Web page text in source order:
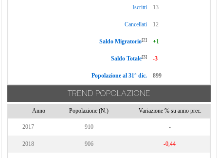
Iscritti 13
Cancellati 12
Saldo Migratorio[2] +1
Saldo Totale[3] -3
Popolazione al 31° dic. 899
TREND POPOLAZIONE
Anno Popolazione (N.) Variazione % su anno prec.
2017 910 -
2018 906 -0,44